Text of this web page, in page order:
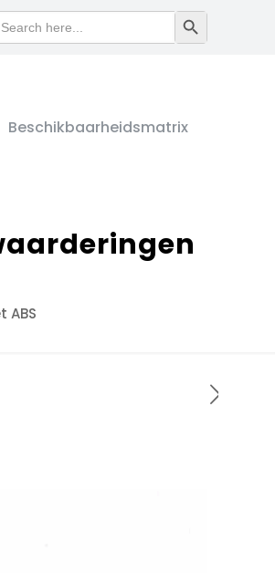
Search Button
Beschikbaarheidsmatrix